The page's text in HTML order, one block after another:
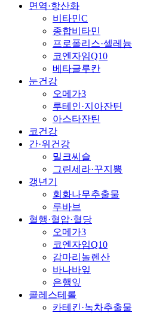
면역·항산화
비타민C
종합비타민
프로폴리스·셀레늄
코엔자임Q10
베타글루칸
눈건강
오메가3
루테인·지아잔틴
아스타잔틴
코건강
간·위건강
밀크씨슬
그린세라·꾸지뽕
갱년기
회화나무추출물
루바브
혈행·혈압·혈당
오메가3
코엔자임Q10
감마리놀렌산
바나바잎
은행잎
콜레스테롤
카테킨·녹차추출물